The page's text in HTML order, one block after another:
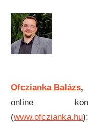
Ofczianka Balázs,
online
(www.ofczianka.hu):